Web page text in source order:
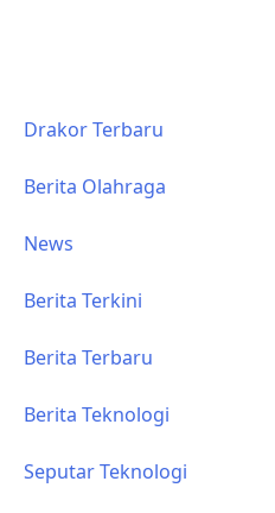
Drakor Terbaru
Berita Olahraga
News
Berita Terkini
Berita Terbaru
Berita Teknologi
Seputar Teknologi